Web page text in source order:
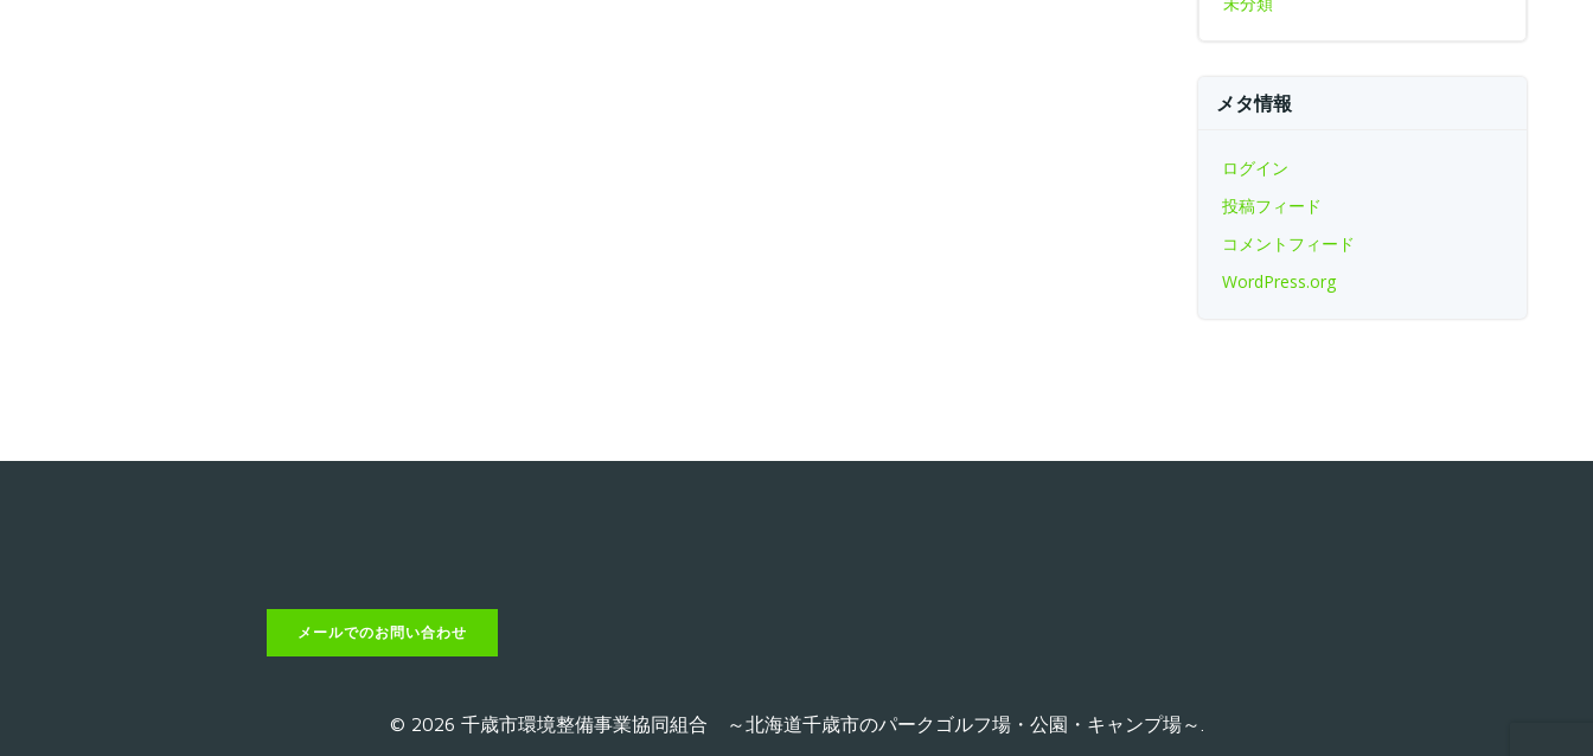
メタ情報
ログイン
投稿フィード
コメントフィード
WordPress.org
メールでのお問い合わせ
© 2026 千歳市環境整備事業協同組合 ～北海道千歳市のパークゴルフ場・公園・キャンプ場～.